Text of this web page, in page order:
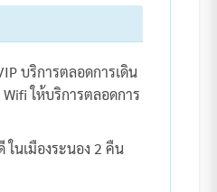
บริการตลอดการเดิน
ให้บริการตลอดการ
นเมืองระนอง 2 คืน